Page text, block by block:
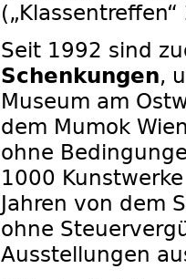
Seit 1992 sind
Schenkungen,
Museum am
dem Mumok
ohne
1000
Jahren von dem
ohne
Ausstellungen